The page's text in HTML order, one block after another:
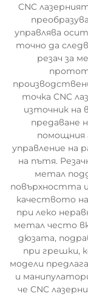
CNC
управлява
точно да
резач за
точка CNC
източник на
предаване
помощния
управление на
на пътя.
метал
повърхността
качеството
при леко
метал често
дюзата,
при грешки,
модели
и
че CNC